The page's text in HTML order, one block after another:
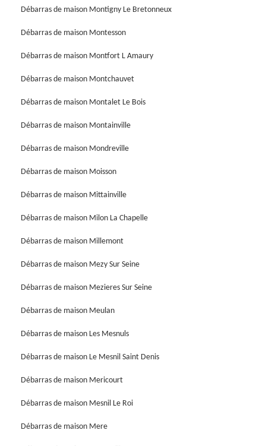
Débarras de maison Montigny Le Bretonneux
Débarras de maison Montesson
Débarras de maison Montfort L Amaury
Débarras de maison Montchauvet
Débarras de maison Montalet Le Bois
Débarras de maison Montainville
Débarras de maison Mondreville
Débarras de maison Moisson
Débarras de maison Mittainville
Débarras de maison Milon La Chapelle
Débarras de maison Millemont
Débarras de maison Mezy Sur Seine
Débarras de maison Mezieres Sur Seine
Débarras de maison Meulan
Débarras de maison Les Mesnuls
Débarras de maison Le Mesnil Saint Denis
Débarras de maison Mericourt
Débarras de maison Mesnil Le Roi
Débarras de maison Mere